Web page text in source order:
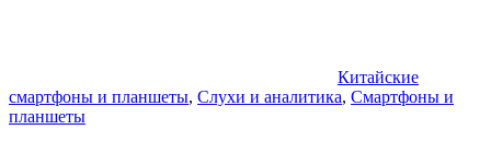
Китайские
смартфоны и планшеты, Слухи и аналитика, Смартфоны и
планшеты